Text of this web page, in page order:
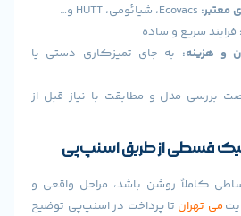
تمیزکاری دستی یا
با نیاز قبل از
طریق اسنپ‌پی
باشد، مراحل واقعی و
پرداخت در اسنپ‌پی توضیح